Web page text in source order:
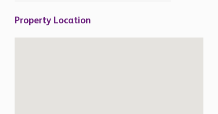
Property Location